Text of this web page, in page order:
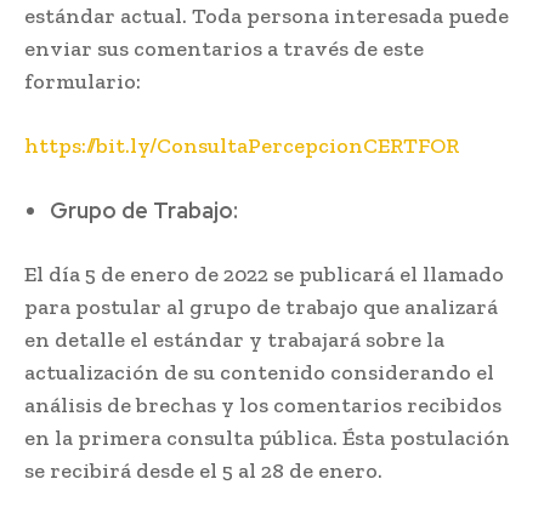
estándar actual. Toda persona interesada puede
enviar sus comentarios a través de este
formulario:
https://bit.ly/ConsultaPercepcionCERTFOR
Grupo de Trabajo:
El día 5 de enero de 2022 se publicará el llamado
para postular al grupo de trabajo que analizará
en detalle el estándar y trabajará sobre la
actualización de su contenido considerando el
análisis de brechas y los comentarios recibidos
en la primera consulta pública. Ésta postulación
se recibirá desde el 5 al 28 de enero.